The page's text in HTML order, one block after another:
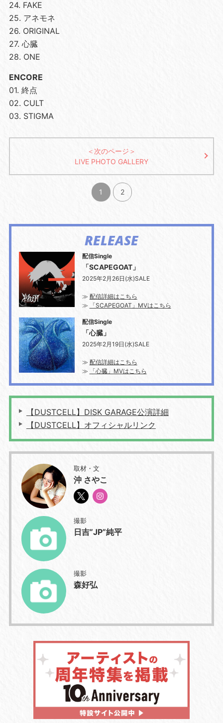
24. FAKE
25. アネモネ
26. ORIGINAL
27. 心臓
28. ONE
ENCORE
01. 終点
02. CULT
03. STIGMA
＜次のページ＞
LIVE PHOTO GALLERY
1 2
RELEASE
配信Single
「SCAPEGOAT」
2025年2月26日(水)SALE
≫ 配信詳細はこちら
≫
「SCAPEGOAT」MVはこちら
配信Single
「心臓」
2025年2月19日(水)SALE
≫ 配信詳細はこちら
≫
「心臓」MVはこちら
【DUSTCELL】DISK GARAGE公演詳細
【DUSTCELL】オフィシャルリンク
取材・文
沖 さやこ
撮影
日吉”JP”純平
撮影
森好弘